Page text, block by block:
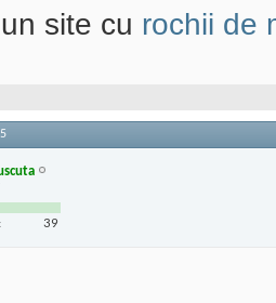
site cu rochii de
39